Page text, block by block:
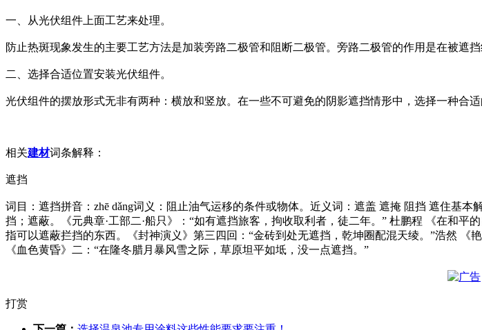
一、从光伏组件上面工艺来处理。
防止热斑现象发生的主要工艺方法是加装旁路二极管和阻断二极管。旁路二极管的作用是在被遮
二、选择合适位置安装光伏组件。
光伏组件的摆放形式无非有两种：横放和竖放。在一些不可避免的阴影遮挡情形中，选择一种合
相关建材词条解释：
遮挡
词目：遮挡拼音：zhē dǎng词义：阻止油气运移的条件或物体。近义词：遮盖 遮掩 阻挡 遮住基本
挡；遮蔽。《元典章·工部二·船只》：“如有遮挡旅客，拘收取利者，徒二年。” 杜鹏程 《在和
指可以遮蔽拦挡的东西。《封神演义》第三四回：“金砖到处无遮挡，乾坤圈配混天绫。”浩然
《血色黄昏》二：“在隆冬腊月暴风雪之际，草原坦平如坻，没一点遮挡。”
打赏